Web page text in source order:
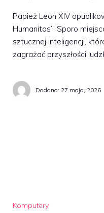
Papież Leon XIV
Humanitas”. Sporo
sztucznej inteligencji,
zagrażać przyszłości
Dodano: 27 maja, 2026
Komputery